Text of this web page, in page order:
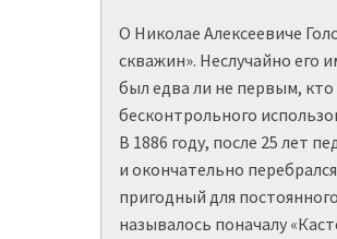
О Николае Алексеевиче
скважин». Неслучайно его
был едва ли не первым,
бесконтрольного
В 1886 году, после 25 лет
и окончательно
пригодный для
называлось поначалу